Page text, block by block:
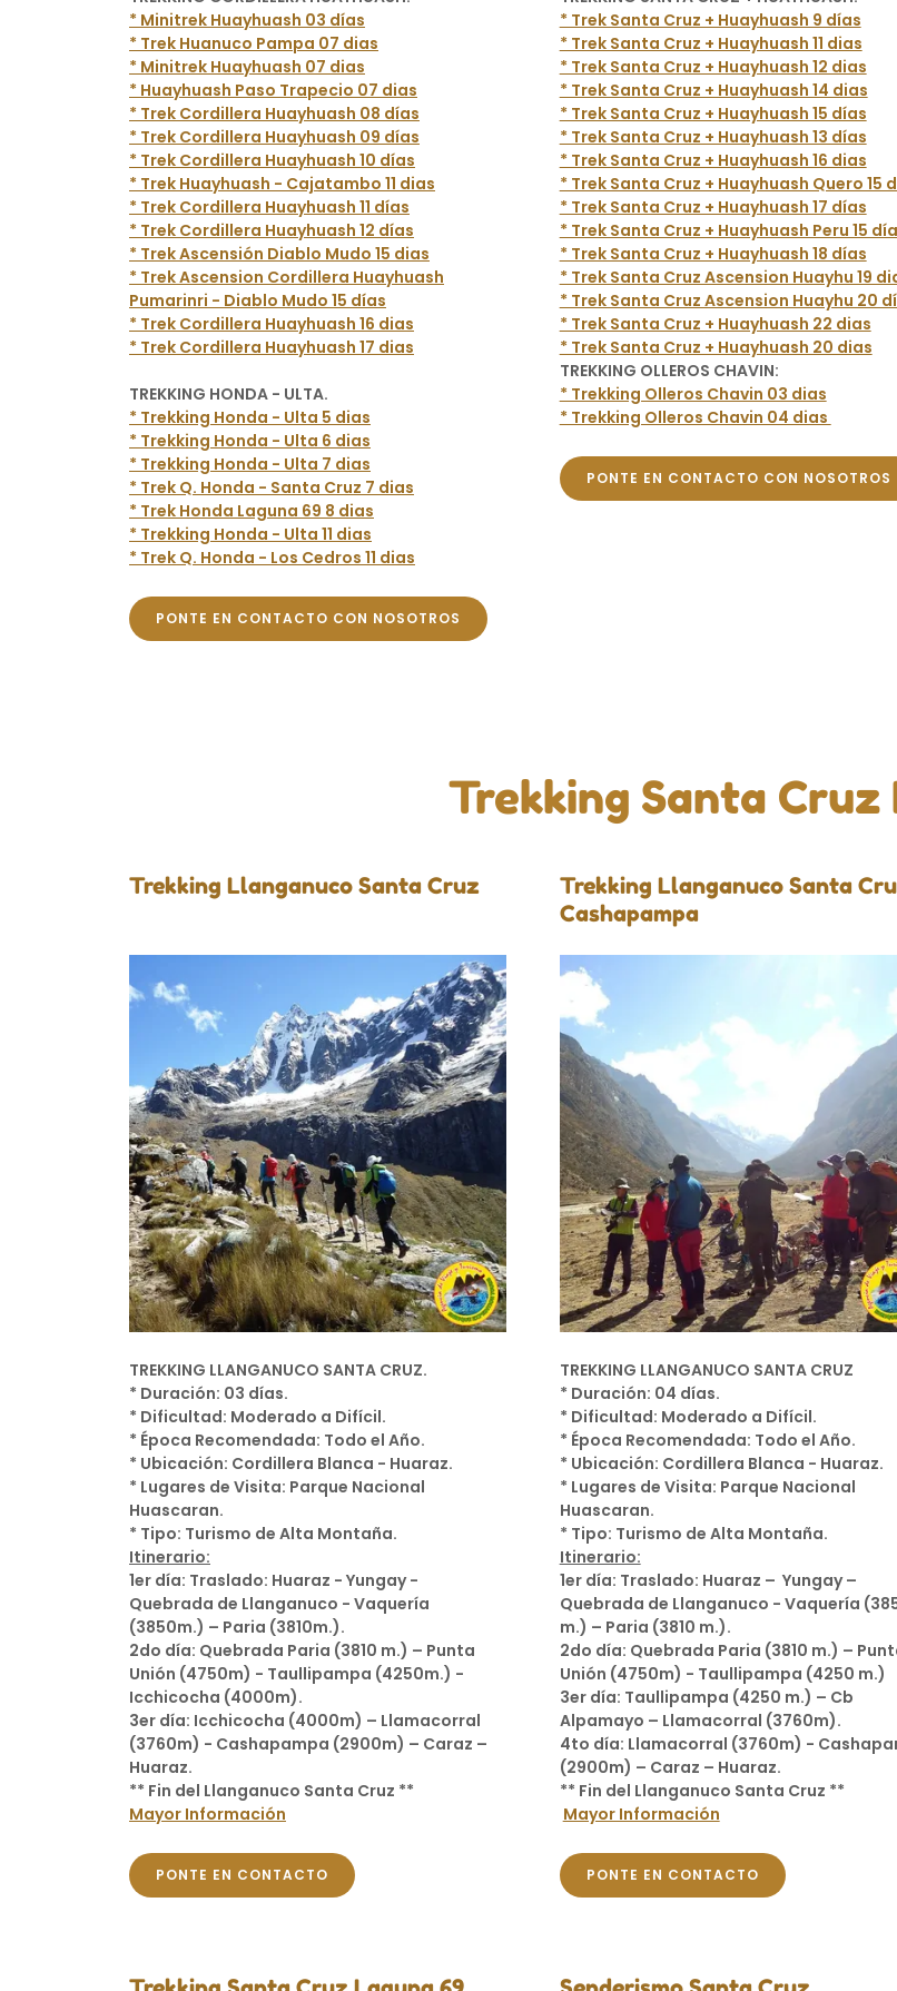
* Minitrek Huayhuash 03 días
* Trek Huanuco Pampa 07 dias
* Minitrek Huayhuash 07 dias
* Huayhuash Paso Trapecio 07 dias
* Trek Cordillera Huayhuash 08 días
* Trek Cordillera Huayhuash 09 días
* Trek Cordillera Huayhuash 10 días
* Trek Huayhuash - Cajatambo 11 dias
* Trek Cordillera Huayhuash 11 días
* Trek Cordillera Huayhuash 12 días
* Trek Ascensión Diablo Mudo 15 dias
* Trek Ascension Cordillera Huayhuash
Pumarinri - Diablo Mudo 15 días
* Trek Cordillera Huayhuash 16 dias
* Trek Cordillera Huayhuash 17 dias
TREKKING HONDA - ULTA.
* Trekking Honda - Ulta 5 dias
* Trekking Honda - Ulta 6 dias
* Trekking Honda - Ulta 7 dias
* Trek Q. Honda - Santa Cruz 7 dias
* Trek Honda Laguna 69 8 dias
* Trekking Honda - Ulta 11 dias
* Trek Q. Honda - Los Cedros 11 dias
PONTE EN CONTACTO CON NOSOTROS
* Trek Santa Cruz + Huayhuash 9 días
* Trek Santa Cruz + Huayhuash 11 dias
* Trek Santa Cruz + Huayhuash 12 dias
* Trek Santa Cruz + Huayhuash 14 dias
* Trek Santa Cruz + Huayhuash 15 días
* Trek Santa Cruz + Huayhuash 13 días
* Trek Santa Cruz + Huayhuash 16 dias
* Trek Santa Cruz + Huayhuash Quero 15
* Trek Santa Cruz + Huayhuash 17 días
* Trek Santa Cruz + Huayhuash Peru 15
* Trek Santa Cruz + Huayhuash 18 días
* Trek Santa Cruz Ascension Huayhu 19
* Trek Santa Cruz Ascension Huayhu 20
* Trek Santa Cruz + Huayhuash 22 dias
* Trek Santa Cruz + Huayhuash 20 dias
TREKKING OLLEROS CHAVIN:
* Trekking Olleros Chavin 03 dias
* Trekking Olleros Chavin 04 dias
PONTE EN CONTACTO CON NOSOTROS
Trekking Santa Cruz
Trekking Llanganuco Santa Cruz
TREKKING LLANGANUCO SANTA CRUZ.
* Duración: 03 días.
* Dificultad: Moderado a Difícil.
* Época Recomendada: Todo el Año.
* Ubicación: Cordillera Blanca - Huaraz.
* Lugares de Visita: Parque Nacional
Huascaran.
* Tipo: Turismo de Alta Montaña.
Itinerario:
1er día: Traslado: Huaraz - Yungay -
Quebrada de Llanganuco - Vaquería
(3850m.) – Paria (3810m.).
2do día: Quebrada Paria (3810 m.) – Punta
Unión (4750m) - Taullipampa (4250m.) -
Icchicocha (4000m).
3er día: Icchicocha (4000m) – Llamacorral
(3760m) - Cashapampa (2900m) – Caraz –
Huaraz.
** Fin del Llanganuco Santa Cruz **
Mayor Información
PONTE EN CONTACTO
Trekking Llanganuco Santa
Cashapampa
TREKKING LLANGANUCO SANTA CRUZ
* Duración: 04 días.
* Dificultad: Moderado a Difícil.
* Época Recomendada: Todo el Año.
* Ubicación: Cordillera Blanca - Huaraz.
* Lugares de Visita: Parque Nacional
Huascaran.
* Tipo: Turismo de Alta Montaña.
Itinerario:
1er día: Traslado: Huaraz – Yungay –
Quebrada de Llanganuco - Vaquería
m.) – Paria (3810 m.).
2do día: Quebrada Paria (3810 m.) –
Unión (4750m) - Taullipampa (4250 m.)
3er día: Taullipampa (4250 m.) – Cb
Alpamayo – Llamacorral (3760m).
4to día: Llamacorral (3760m) -
(2900m) – Caraz – Huaraz.
** Fin del Llanganuco Santa Cruz **
Mayor Información
PONTE EN CONTACTO